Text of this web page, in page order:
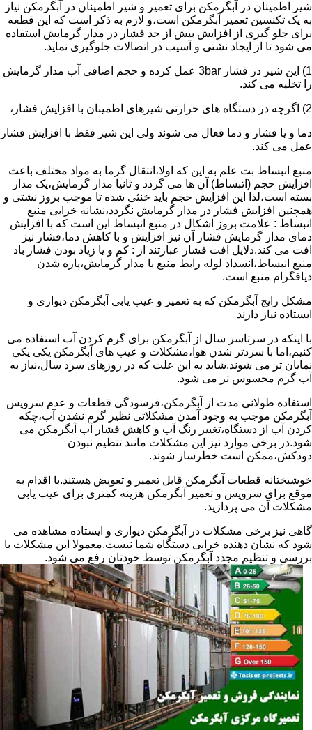
شیر اطمینان در آبگرمکن برای تعمیر و شیر اطمینان در آبگرمکن نیاز
به یک تکنسین تعمیر آبگرمکن است،و لازم به ذکر است که این قطعه
برای جلو گیری از افزایش بیش از حد فشار در مدار گرمایش استفاده
می شود تا از ایجاد نشتی و آسیب در اتصالات جلوگیری نماید.
1) این شیر در فشار 3bar عمل کرده و حجم اضافی آب مدار گرمایش
را تخلیه می کند.
2) اگرچه در دستگاه های حرارتی شیرهای اطمینان با افزایش فشار،
دما و یا فشار و دما فعال می شوند ولی این شیر فقط با افزایش فشار
عمل می کند.
منبع انبساط بت علم به این که اولا،انتقال گرما به مواد مختلف باعث
افزایش حجم (اتبساط) آن ها می گردد و ثانیا مدار گرمایش،یک مدار
بسته است،لذا این افزایش حجم باید خنثی شده تا موجب بروز نشتی و
همچنین افزایش فشار در مدار گرمایش نگردد،نشانه خرابی منبع
انبساط : علامت بروز اشکال در منبع انبساط این است که با افزایش
دمای مدار گرمایش فشار آن نیز افزایش و با کاهش دما،فشار نیز
افت می کند.دلایل افت فشار عبارتند از : کم و یا زیاد بودن فشار باد
منبع انبساط،انسداد لوله رابط منبع با مدار گرمایش،پاره شدن
دیافگرام منبع است.
مشکل رایج آبگرمکن که به تعمیر و عیب یابی آبگرمکن دیواری و
ایستاده نیاز دارند
با اینکه در سرتاسر سال از آبگرمکن برای گرم کردن آب استفاده می
کنیم،اما با سردتر شدن هوا،مشکلات و عیب های آبگرمکن یکی یکی
نمایان تر می شوند.شاید به این علت که در روزهای سرد سال،نیاز به
آب گرم محسوس تر می شود.
استفاده طولانی مدت از آبگرمکن،فرسودگی قطعات و عدم سرویس
آبگرمکن موجب به وجود آمدن مشکلاتی نظیر گرم نشدن آب،چکه
کردن آب از دستگاه،تغییر رنگ آب و کاهش فشار آب آبگرمکن می
شود.در برخی موارد نیز این مشکلات مانند تنظیم نبودن
دودکش،ممکن است خطرساز شوند.
خوشبختانه قطعات آبگرمکن قابل تعمیر و تعویض هستند.با اقدام به
موقع برای سرویس و تعمیر آبگرمکن هزینه کمتری برای عیب یابی
مشکلات آن می پردازید.
گاهی نیز برخی مشکلات در آبگرمکن دیواری و ایستاده مشاهده می
شود که نشان دهنده خرابی دستگاه شما نیست.معمولا این مشکلات با
بررسی و تنظیم مجدد آبگرمکن توسط خودتان رفع می شود.